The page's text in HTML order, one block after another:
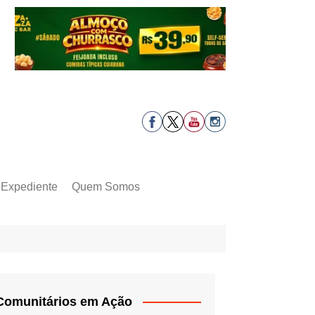
Expediente Quem Somos
em Ação